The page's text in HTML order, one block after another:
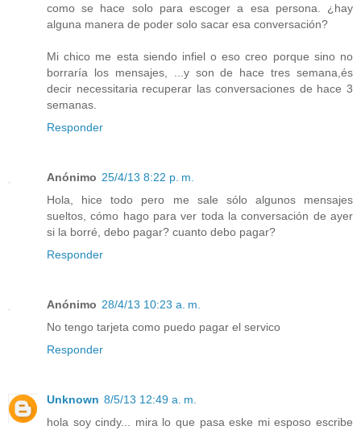
como se hace solo para escoger a esa persona. ¿hay
alguna manera de poder solo sacar esa conversación?
Mi chico me esta siendo infiel o eso creo porque sino no
borraría los mensajes, ...y son de hace tres semana,és
decir necessitaria recuperar las conversaciones de hace 3
semanas.
Responder
Anónimo 25/4/13 8:22 p. m.
Hola, hice todo pero me sale sólo algunos mensajes
sueltos, cómo hago para ver toda la conversación de ayer
si la borré, debo pagar? cuanto debo pagar?
Responder
Anónimo 28/4/13 10:23 a. m.
No tengo tarjeta como puedo pagar el servico
Responder
Unknown 8/5/13 12:49 a. m.
hola soy cindy... mira lo que pasa eske mi esposo escribe